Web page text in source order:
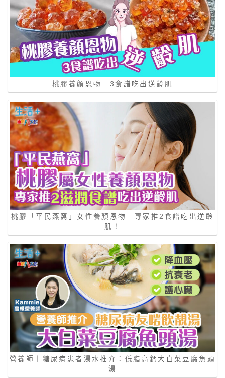
桃膠養顏恩物 3食譜吃出逆齡肌
桃膠「平民燕窩」女性養顏恩物 專家推2食譜吃出逆齡
肌！
營養師｜糖尿病患者湯水推介：低脂高鈣大白菜豆腐魚頭
湯